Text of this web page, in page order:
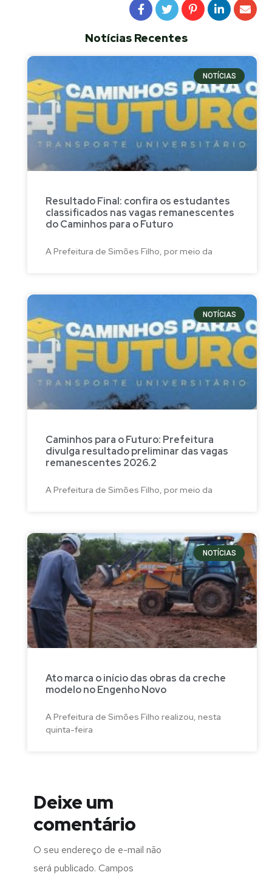
Notícias Recentes
NOTÍCIAS
Resultado Final: confira os estudantes
classificados nas vagas remanescentes
do Caminhos para o Futuro
A Prefeitura de Simões Filho, por meio da
NOTÍCIAS
Caminhos para o Futuro: Prefeitura
divulga resultado preliminar das vagas
remanescentes 2026.2
A Prefeitura de Simões Filho, por meio da
NOTÍCIAS
Ato marca o início das obras da creche
modelo no Engenho Novo
A Prefeitura de Simões Filho realizou, nesta
quinta-feira
Deixe um
comentário
O seu endereço de e-mail não
será publicado. Campos